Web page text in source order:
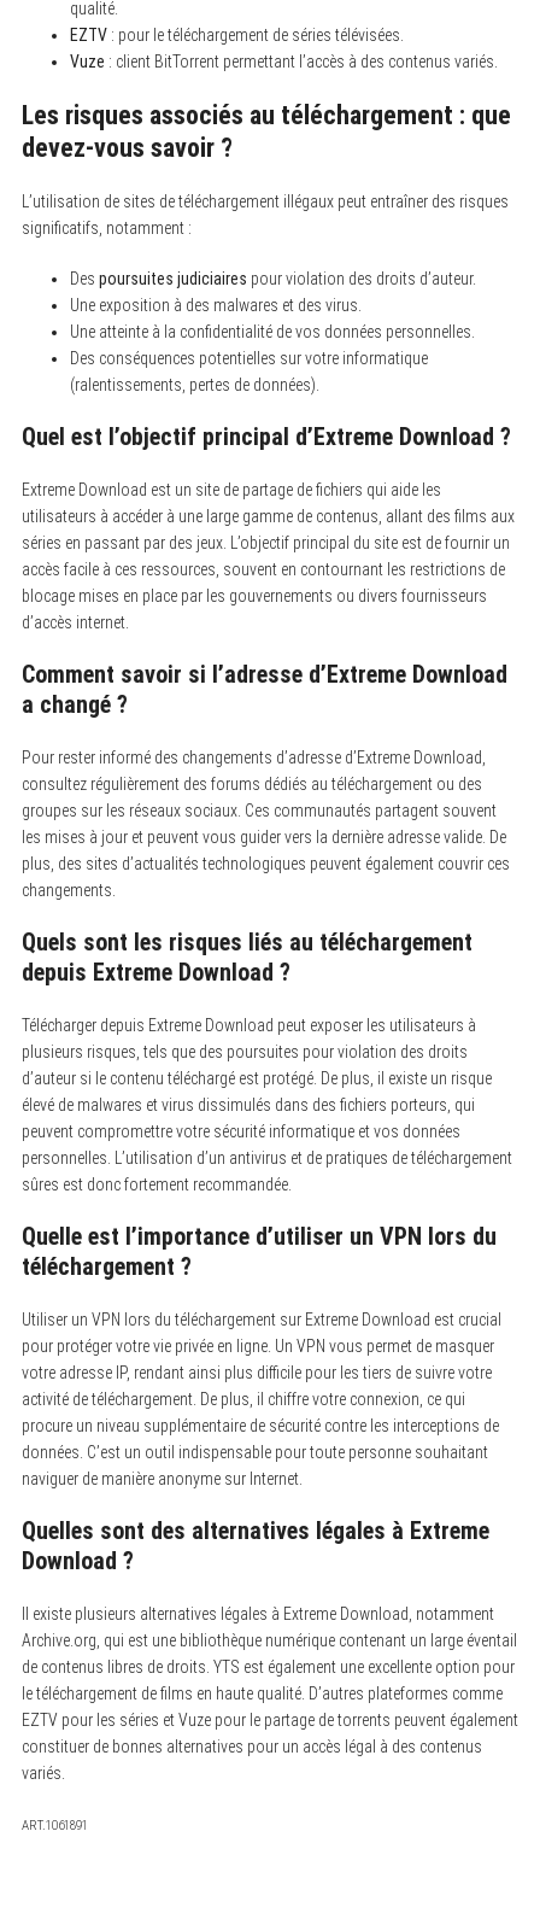
qualité.
EZTV: pour le téléchargement de séries télévisées.
Vuze : client BitTorrent permettant l’accès à des contenus variés.
Les risques associés au téléchargement : que
devez-vous savoir ?
L’utilisation de sites de téléchargement illégaux peut entraîner des risques
significatifs, notamment :
Des poursuites judiciaires pour violation des droits d’auteur.
Une exposition à des malwares et des virus.
Une atteinte à la confidentialité de vos données personnelles.
Des conséquences potentielles sur votre informatique
(ralentissements, pertes de données).
Quel est l’objectif principal d’Extreme Download ?
Extreme Download est un site de partage de fichiers qui aide les
utilisateurs à accéder à une large gamme de contenus, allant des films aux
séries en passant par des jeux. L’objectif principal du site est de fournir un
accès facile à ces ressources, souvent en contournant les restrictions de
blocage mises en place par les gouvernements ou divers fournisseurs
d’accès internet.
Comment savoir si l’adresse d’Extreme Download
a changé ?
Pour rester informé des changements d’adresse d’Extreme Download,
consultez régulièrement des forums dédiés au téléchargement ou des
groupes sur les réseaux sociaux. Ces communautés partagent souvent
les mises à jour et peuvent vous guider vers la dernière adresse valide. De
plus, des sites d’actualités technologiques peuvent également couvrir ces
changements.
Quels sont les risques liés au téléchargement
depuis Extreme Download ?
Télécharger depuis Extreme Download peut exposer les utilisateurs à
plusieurs risques, tels que des poursuites pour violation des droits
d’auteur si le contenu téléchargé est protégé. De plus, il existe un risque
élevé de malwares et virus dissimulés dans des fichiers porteurs, qui
peuvent compromettre votre sécurité informatique et vos données
personnelles. L’utilisation d’un antivirus et de pratiques de téléchargement
sûres est donc fortement recommandée.
Quelle est l’importance d’utiliser un VPN lors du
téléchargement ?
Utiliser un VPN lors du téléchargement sur Extreme Download est crucial
pour protéger votre vie privée en ligne. Un VPN vous permet de masquer
votre adresse IP, rendant ainsi plus difficile pour les tiers de suivre votre
activité de téléchargement. De plus, il chiffre votre connexion, ce qui
procure un niveau supplémentaire de sécurité contre les interceptions de
données. C’est un outil indispensable pour toute personne souhaitant
naviguer de manière anonyme sur Internet.
Quelles sont des alternatives légales à Extreme
Download ?
Il existe plusieurs alternatives légales à Extreme Download, notamment
Archive.org, qui est une bibliothèque numérique contenant un large éventail
de contenus libres de droits. YTS est également une excellente option pour
le téléchargement de films en haute qualité. D’autres plateformes comme
EZTV pour les séries et Vuze pour le partage de torrents peuvent également
constituer de bonnes alternatives pour un accès légal à des contenus
variés.
ART.1061891
e
a
h
o